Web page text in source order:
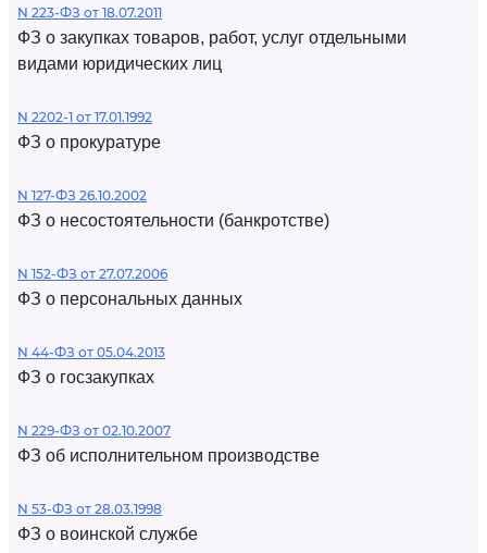
N 223-ФЗ от 18.07.2011
ФЗ о закупках товаров, работ, услуг отдельными
видами юридических лиц
N 2202-1 от 17.01.1992
ФЗ о прокуратуре
N 127-ФЗ 26.10.2002
ФЗ о несостоятельности (банкротстве)
N 152-ФЗ от 27.07.2006
ФЗ о персональных данных
N 44-ФЗ от 05.04.2013
ФЗ о госзакупках
N 229-ФЗ от 02.10.2007
ФЗ об исполнительном производстве
N 53-ФЗ от 28.03.1998
ФЗ о воинской службе